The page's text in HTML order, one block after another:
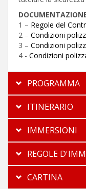
1 – Regole del
2 – Condizioni
3 – Condizioni
4 - Condizioni
PROGRAMMA
ITINERARIO
IMMERSIONI
REGOLE
CARTINA